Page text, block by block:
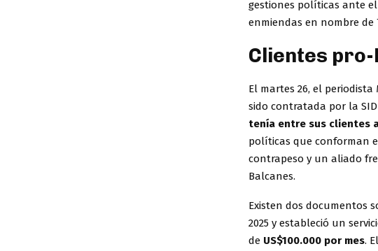
gestiones políticas ante
enmiendas en nombre
Clientes
El martes 26, el
sido contratada por la
tenía entre sus clientes
políticas que conforman
contrapeso y un aliado
Balcanes.
Existen dos documentos
2025 y estableció un
de US$100.000 por mes.